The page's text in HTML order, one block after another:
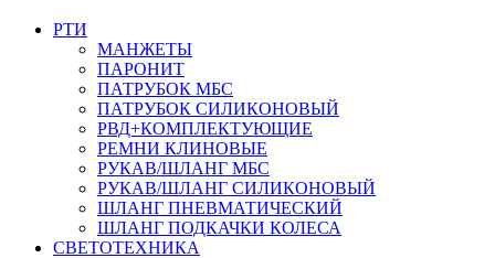
РТИ
МАНЖЕТЫ
ПАРОНИТ
ПАТРУБОК МБС
ПАТРУБОК СИЛИКОНОВЫЙ
РВД+КОМПЛЕКТУЮЩИЕ
РЕМНИ КЛИНОВЫЕ
РУКАВ/ШЛАНГ МБС
РУКАВ/ШЛАНГ СИЛИКОНОВЫЙ
ШЛАНГ ПНЕВМАТИЧЕСКИЙ
ШЛАНГ ПОДКАЧКИ КОЛЕСА
СВЕТОТЕХНИКА